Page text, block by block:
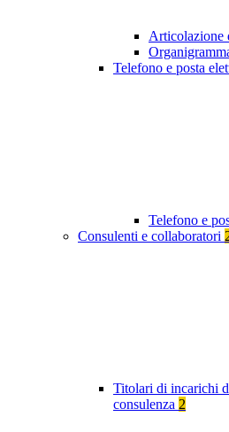
Articolazione
Telefono e posta
Telefono e
Consulenti e collaboratori
Titolari di incarichi
consulenza 2